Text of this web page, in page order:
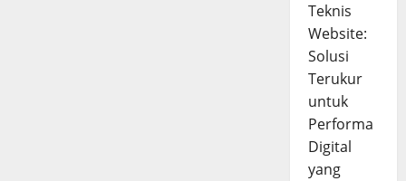
Teknis
Website:
Solusi
Terukur
untuk
Performa
Digital
yang